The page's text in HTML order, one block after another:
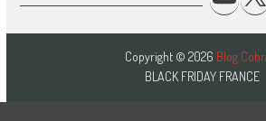
Copyright © 2026 Blog
BLACK FRIDAY FRANCE